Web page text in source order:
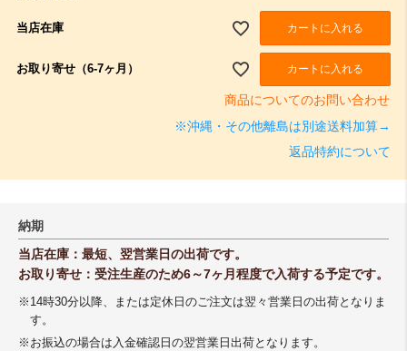
当店在庫 カートに入れる
お取り寄せ（6-7ヶ月） カートに入れる
商品についてのお問い合わせ
※沖縄・その他離島は別途送料加算→
返品特約について
納期
当店在庫：最短、翌営業日の出荷です。
お取り寄せ：受注生産のため6～7ヶ月程度で入荷する予定です。
※14時30分以降、または定休日のご注文は翌々営業日の出荷となりま
す。
※お振込の場合は入金確認日の翌営業日出荷となります。